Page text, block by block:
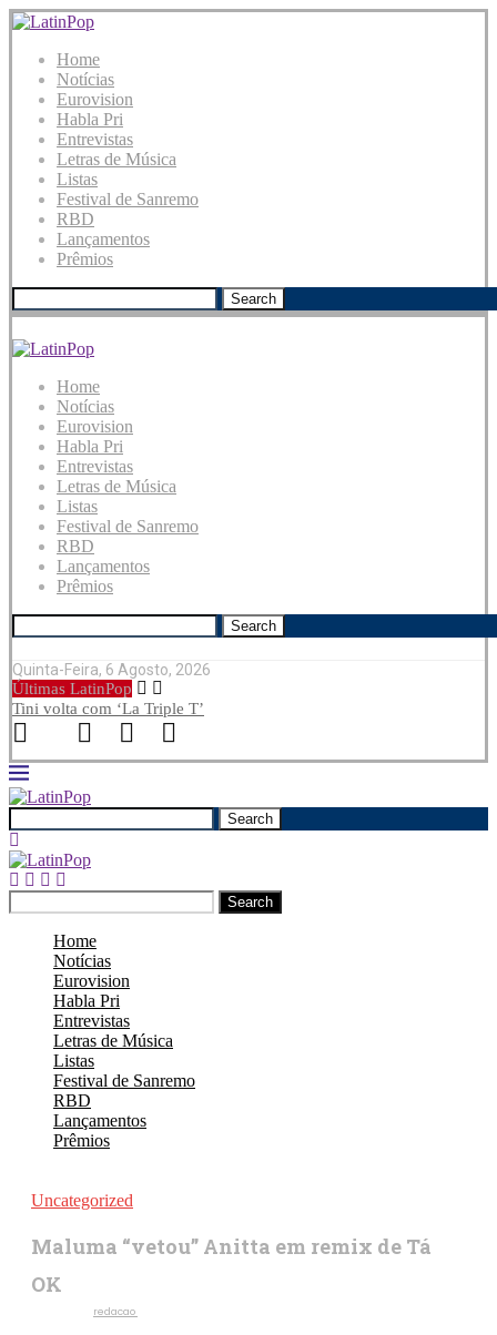
Home
Notícias
Eurovision
Habla Pri
Entrevistas
Letras de Música
Listas
Festival de Sanremo
RBD
Lançamentos
Prêmios
Search
Home
Notícias
Eurovision
Habla Pri
Entrevistas
Letras de Música
Listas
Festival de Sanremo
RBD
Lançamentos
Prêmios
Search
Quinta-Feira, 6 Agosto, 2026
Últimas LatinPop
Tini volta com ‘La Triple T’
Search
Search
Home
Notícias
Eurovision
Habla Pri
Entrevistas
Letras de Música
Listas
Festival de Sanremo
RBD
Lançamentos
Prêmios
Uncategorized
Maluma “vetou” Anitta em remix de Tá
OK
redacao